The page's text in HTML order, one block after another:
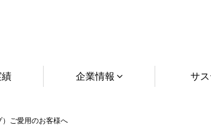
企業情報 サ
ご愛用のお客様へ